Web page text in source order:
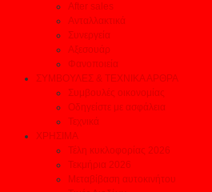
After sales
Ανταλλακτικά
Συνεργεία
Αξεσουάρ
Φανοποιεία
ΣΥΜΒΟΥΛΕΣ & ΤΕΧΝΙΚΑ ΑΡΘΡΑ
Συμβουλές οικονομίας
Οδηγείστε με ασφάλεια
Τεχνικά
ΧΡΗΣΙΜΑ
Τέλη κυκλοφορίας 2026
Τεκμήρια 2026
Μεταβίβαση αυτοκινήτου